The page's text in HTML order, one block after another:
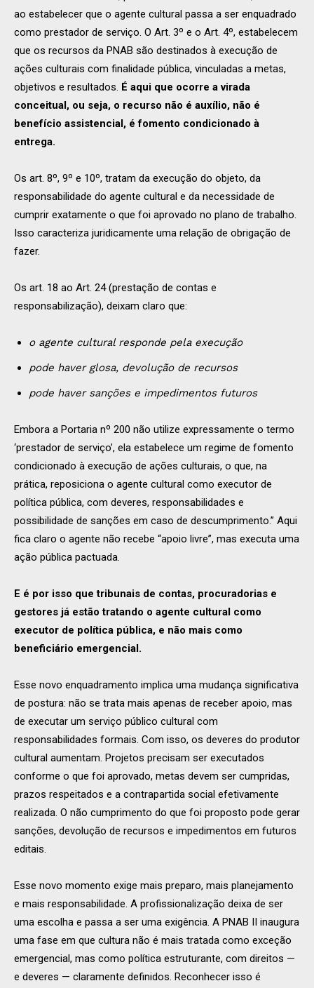
ao estabelecer que o agente cultural passa a ser enquadrado
como prestador de serviço. O Art. 3º e o Art. 4º, estabelecem
que os recursos da PNAB são destinados à execução de
ações culturais com finalidade pública, vinculadas a metas,
objetivos e resultados. É aqui que ocorre a virada
conceitual, ou seja, o recurso não é auxílio, não é
benefício assistencial, é fomento condicionado à
entrega.
Os art. 8º, 9º e 10º, tratam da execução do objeto, da
responsabilidade do agente cultural e da necessidade de
cumprir exatamente o que foi aprovado no plano de trabalho.
Isso caracteriza juridicamente uma relação de obrigação de
fazer.
Os art. 18 ao Art. 24 (prestação de contas e
responsabilização), deixam claro que:
o agente cultural responde pela execução
pode haver glosa, devolução de recursos
pode haver sanções e impedimentos futuros
Embora a Portaria nº 200 não utilize expressamente o termo
‘prestador de serviço’, ela estabelece um regime de fomento
condicionado à execução de ações culturais, o que, na
prática, reposiciona o agente cultural como executor de
política pública, com deveres, responsabilidades e
possibilidade de sanções em caso de descumprimento.” Aqui
fica claro o agente não recebe “apoio livre”, mas executa uma
ação pública pactuada.
E é por isso que tribunais de contas, procuradorias e
gestores já estão tratando o agente cultural como
executor de política pública, e não mais como
beneficiário emergencial.
Esse novo enquadramento implica uma mudança significativa
de postura: não se trata mais apenas de receber apoio, mas
de executar um serviço público cultural com
responsabilidades formais. Com isso, os deveres do produtor
cultural aumentam. Projetos precisam ser executados
conforme o que foi aprovado, metas devem ser cumpridas,
prazos respeitados e a contrapartida social efetivamente
realizada. O não cumprimento do que foi proposto pode gerar
sanções, devolução de recursos e impedimentos em futuros
editais.
Esse novo momento exige mais preparo, mais planejamento
e mais responsabilidade. A profissionalização deixa de ser
uma escolha e passa a ser uma exigência. A PNAB II inaugura
uma fase em que cultura não é mais tratada como exceção
emergencial, mas como política estruturante, com direitos —
e deveres — claramente definidos. Reconhecer isso é